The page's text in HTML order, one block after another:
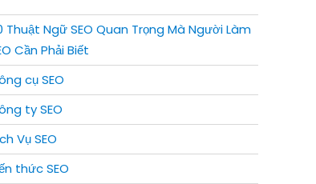
Thuật Ngữ SEO Quan Trọng Mà Người Làm
Cần Phải Biết
cụ SEO
ty SEO
Vụ SEO
thức SEO